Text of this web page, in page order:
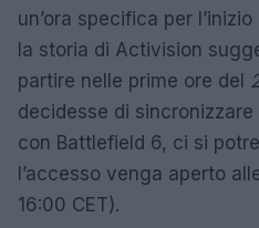
un’ora specifica per
la storia di Activision
partire nelle prime ore del
decidesse di
con Battlefield 6, ci si
l’accesso venga aperto
16:00 CET).